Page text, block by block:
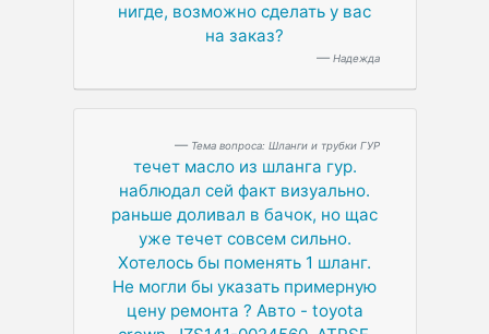
нигде, возможно сделать у вас
на заказ?
Надежда
Тема вопроса: Шланги и трубки ГУР
течет масло из шланга гур.
наблюдал сей факт визуально.
раньше доливал в бачок, но щас
уже течет совсем сильно.
Хотелось бы поменять 1 шланг.
Не могли бы указать примерную
цену ремонта ? Авто - toyota